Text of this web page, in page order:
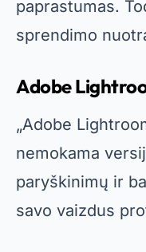
paprastumas.
sprendimo
Adobe
„Adobe
nemokama
paryškinimų ir
savo vaizdus